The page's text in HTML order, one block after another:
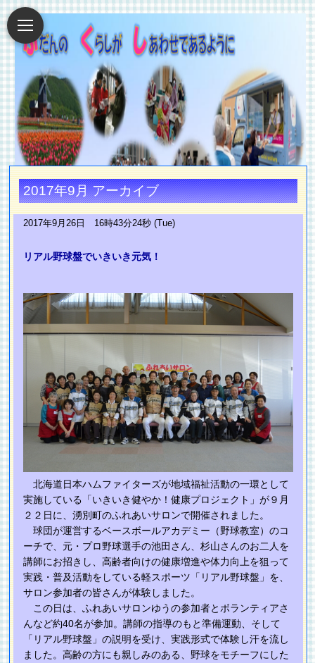
2017年9月 アーカイブ
2017年9月26日 16時43分24秒 (Tue)
リアル野球盤でいきいき元気！
北海道日本ハムファイターズが地域福祉活動の一環として
実施している「いきいき健やか！健康プロジェクト」が９月
２２日に、湧別町のふれあいサロンで開催されました。
球団が運営するベースボールアカデミー（野球教室）のコ
ーチで、元・プロ野球選手の池田さん、杉山さんのお二人を
講師にお招きし、高齢者向けの健康増進や体力向上を狙って
実践・普及活動をしている軽スポーツ「リアル野球盤」を、
サロン参加者の皆さんが体験しました。
この日は、ふれあいサロンゆうの参加者とボランティアさ
んなど約40名が参加。講師の指導のもと準備運動、そして
「リアル野球盤」の説明を受け、実践形式で体験し汗を流し
ました。高齢の方にも親しみのある、野球をモチーフにした